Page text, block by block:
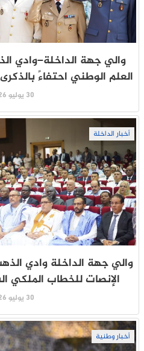
والي جهة الداخلة–وادي
العلم الوطني احتفاءً بالذكرى الـ27 لعيد العرش
30 يوليو 2026
أخبار الداخلة
والي جهة الداخلة وادي
الإنصات للخطاب الملكي
30 يوليو 2026
أخبار وطنية